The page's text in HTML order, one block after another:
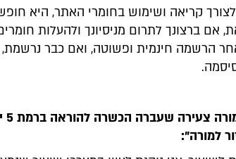
קריאה ושימוש בחומרי האתר, היא
אם ברצונך לתרום מניסיונך ולהעלות
הרשמה חינמית ופשוטה, ואם כבר
למורה":